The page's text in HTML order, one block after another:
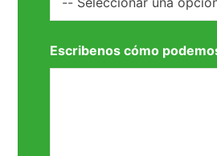
Escribenos cómo